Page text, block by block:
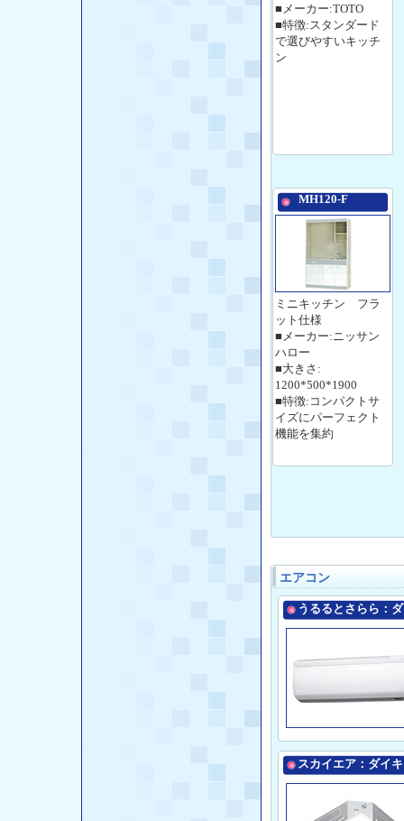
■メーカー:TOTO
■特徴:スタンダード
で選びやすいキッチ
ン
MH120-F
ミニキッチン フラ
ット仕様
■メーカー:ニッサン
ハロー
■大きさ:
1200*500*1900
■特徴:コンパクトサ
イズにパーフェクト
機能を集約
エアコン
うるるとさらら：
スカイエア：ダイ